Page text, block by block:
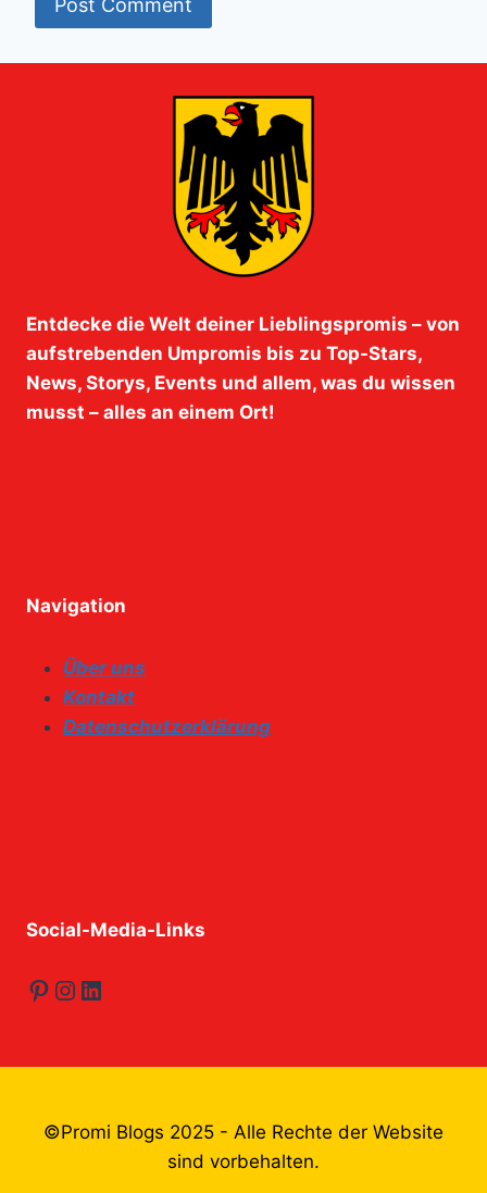
Entdecke die Welt deiner Lieblingspromis – von
aufstrebenden Umpromis bis zu Top-Stars,
News, Storys, Events und allem, was du wissen
musst – alles an einem Ort!
Navigation
Über uns
Kontakt
Datenschutzerklärung
Social-Media-Links
Pinterest
Instagram
LinkedIn
©Promi Blogs 2025 - Alle Rechte der Website
sind vorbehalten.